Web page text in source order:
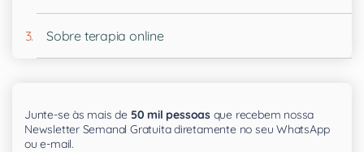
Sobre terapia online
Junte-se às mais de 50 mil pessoasque recebem nossa
Newsletter Semanal Gratuita diretamente no seu WhatsApp
ou e-mail.